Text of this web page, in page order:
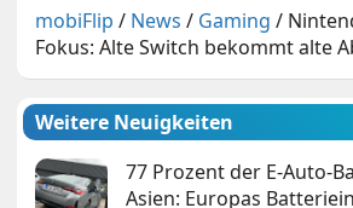
mobiFlip / News / Gaming /
Fokus: Alte Switch bekommt alte
Weitere Neuigkeiten
77 Prozent der E-Auto-
Asien: Europas